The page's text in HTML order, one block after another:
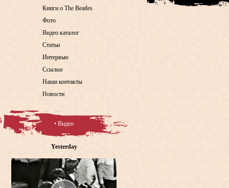
Книги о The Beatles
Фото
Видео каталог
Статьи
Интервью
Ссылки
Наши контакты
Новости
• Видео
Yesterday